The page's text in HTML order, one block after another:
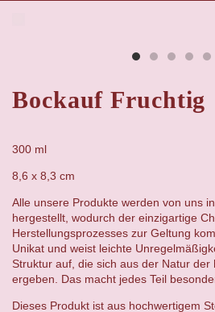
CONTENT
Bockauf Fruchtig
300 ml
8,6 x 8,3 cm
Alle unsere Produkte werden von uns
hergestellt, wodurch der einzigartige
Herstellungsprozesses zur Geltung
Unikat und weist leichte
Struktur auf, die sich aus der Natur der
ergeben. Das macht jedes Teil
Dieses Produkt ist aus hochwertigem